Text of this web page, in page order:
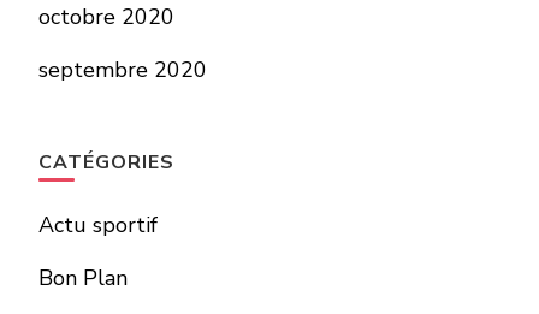
octobre 2020
septembre 2020
CATÉGORIES
Actu sportif
Bon Plan